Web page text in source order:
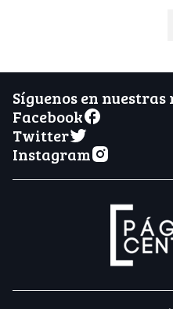
Síguenos en nuestras
Facebook
Twitter
Instagram